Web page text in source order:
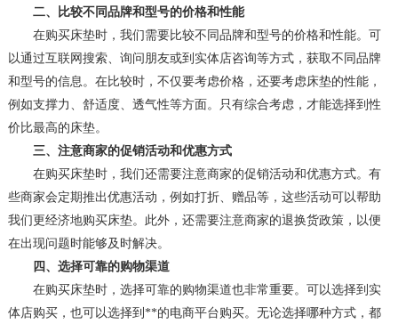
二、比较不同品牌和型号的价格和性能
在购买床垫时，我们需要比较不同品牌和型号的价格和性能。可
以通过互联网搜索、询问朋友或到实体店咨询等方式，获取不同品牌
和型号的信息。在比较时，不仅要考虑价格，还要考虑床垫的性能，
例如支撑力、舒适度、透气性等方面。只有综合考虑，才能选择到性
价比最高的床垫。
三、注意商家的促销活动和优惠方式
在购买床垫时，我们还需要注意商家的促销活动和优惠方式。有
些商家会定期推出优惠活动，例如打折、赠品等，这些活动可以帮助
我们更经济地购买床垫。此外，还需要注意商家的退换货政策，以便
在出现问题时能够及时解决。
四、选择可靠的购物渠道
在购买床垫时，选择可靠的购物渠道也非常重要。可以选择到实
体店购买，也可以选择到**的电商平台购买。无论选择哪种方式，都